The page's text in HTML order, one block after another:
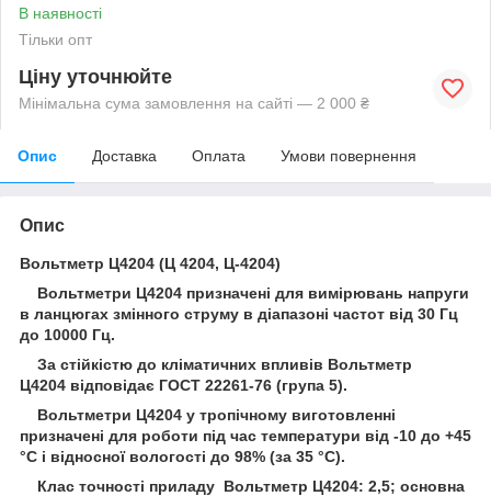
В наявності
Тільки опт
Ціну уточнюйте
Мінімальна сума замовлення на сайті — 2 000 ₴
Опис Доставка Оплата Умови повернення
Опис
Вольтметр Ц4204 (Ц 4204, Ц-4204)
Вольтметри Ц4204 призначені для вимірювань напруги
в ланцюгах змінного струму в діапазоні частот від 30 Гц
до 10000 Гц.
За стійкістю до кліматичних впливів Вольтметр
Ц4204 відповідає ГОСТ 22261-76 (група 5).
Вольтметри Ц4204 у тропічному виготовленні
призначені для роботи під час температури від -10 до +45
°C і відносної вологості до 98% (за 35 °C).
Клас точності приладу Вольтметр Ц4204: 2,5; основна